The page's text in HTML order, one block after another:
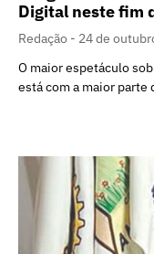
Digital neste fim
Redação
24 de
O maior espetáculo
está com a maior parte